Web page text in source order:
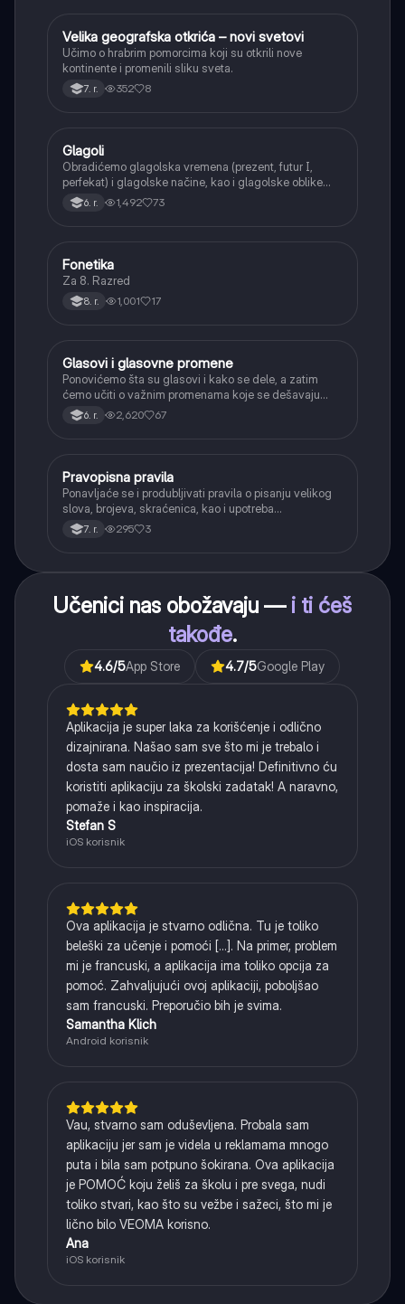
Istorija
Velika geografska otkrića – novi svetovi
Učimo o hrabrim pomorcima koji su otkrili nove
kontinente i promenili sliku sveta.
7. r. 352 8
Srpski jezik
Glagoli
Obradićemo glagolska vremena (prezent, futur I,
perfekat) i glagolske načine, kao i glagolske oblike
(infinitiv, glagolski pridevi i prilozi) i glagolski vid
(svršeni i nesvršeni).
6. r. 1,492 73
Srpski jezik
Fonetika
Za 8. Razred
8. r. 1,001 17
Srpski jezik
Glasovi i glasovne promene
Ponovićemo šta su glasovi i kako se dele, a zatim
ćemo učiti o važnim promenama koje se dešavaju
kada se glasovi nađu jedan pored drugog u rečima
(npr. jednačenje suglasnika po zvučnosti i mestu
6. r. 2,620 67
Srpski jezik
Pravopisna pravila
Ponavljaće se i produbljivati pravila o pisanju velikog
slova, brojeva, skraćenica, kao i upotreba
interpunkcije, sa posebnim fokusom na zarez u
složenoj rečenici.
7. r. 295 3
Učenici nas obožavaju — i ti ćeš
takođe.
4.6/5App Store 4.7/5Google Play
Aplikacija je super laka za korišćenje i odlično
dizajnirana. Našao sam sve što mi je trebalo i
dosta sam naučio iz prezentacija! Definitivno ću
koristiti aplikaciju za školski zadatak! A naravno,
pomaže i kao inspiracija.
Stefan S
iOS korisnik
Ova aplikacija je stvarno odlična. Tu je toliko
beleški za učenje i pomoći [...]. Na primer, problem
mi je francuski, a aplikacija ima toliko opcija za
pomoć. Zahvaljujući ovoj aplikaciji, poboljšao
sam francuski. Preporučio bih je svima.
Samantha Klich
Android korisnik
Vau, stvarno sam oduševljena. Probala sam
aplikaciju jer sam je videla u reklamama mnogo
puta i bila sam potpuno šokirana. Ova aplikacija
je POMOĆ koju želiš za školu i pre svega, nudi
toliko stvari, kao što su vežbe i sažeci, što mi je
lično bilo VEOMA korisno.
Ana
iOS korisnik